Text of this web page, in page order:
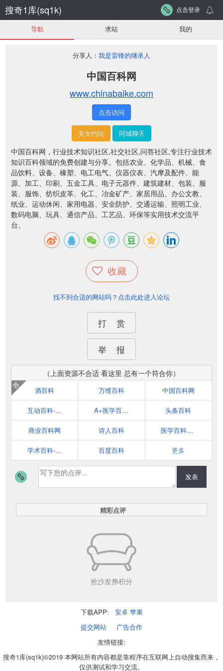
搜奇1库(sq1k) 点击登录
导航 求站 我的
分享人： 我是雷锋的继承人
中国百科网
www.chinabaike.com
点击访问
美女约玩 同城聊天
中国百科网，行业技术知识社区,社交社区,问答社区,专注行业技术
知识百科领域的免费创建与分享。包括农业、化学品、机械、食
品饮料、设备、橡塑、电工电气、仪器仪表、汽摩及配件、能
源、加工、印刷、五金工具、电子元器件、建筑建材、包装、服
装、服饰、纺织皮革、化工、冶金矿产、家居用品、办公文教、
纸业、运动休闲、家用电器、安全防护、交通运输、照明工业、
数码电脑、玩具、通信产品、工艺品、环保等实用技术交流平
台。
收藏
找不到合适的网站吗？点击此处进入论坛
打 赏
举 报
（上面资源不合适 看这里 总有一个符合你）
酒百科
荐
万维百科 中国百科网
互动百科-百科更权威 A+医学百科, 在线医学百科全书 头条百科
商业百科网 诗人百科 医学百科_公益靠谱的医学知识宝库_医学网
学术百科-知网空间 百度百科 更多
发表
精彩点评
抢沙发挣积分
下载APP: 安卓 苹果
提交网站
广告合作
友情链接:
搜奇1库(sq1k)©2019 本网站所有内容都是靠程序在互联网上自动搜集而来，
仅供测试和学习交流。